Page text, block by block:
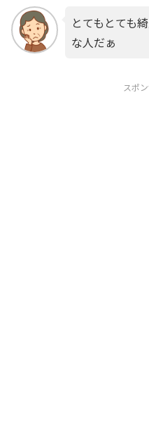
とてもとても
な人だぁ
スポ